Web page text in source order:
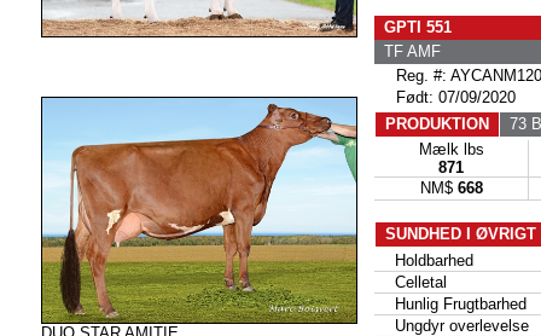
GPTI 551
TF AMF
Reg. #:
Født: 07/09/2020
PRODUKTION
73
Mælk lbs
871
NM$ 668
SUNDHED I ØVRIGT
Holdbarhed
Celletal
Hunlig Frugtbarhed
Ungdyr overlevelse